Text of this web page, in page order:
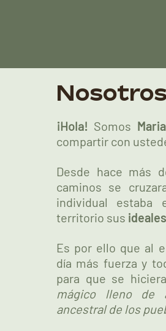
Nosotros
¡Hola! Somos
compartir con
Desde hace más
caminos se
individual estaba
territorio sus
Es por ello que al
día más fuerza y
para que se
mágico lleno de
ancestral de los